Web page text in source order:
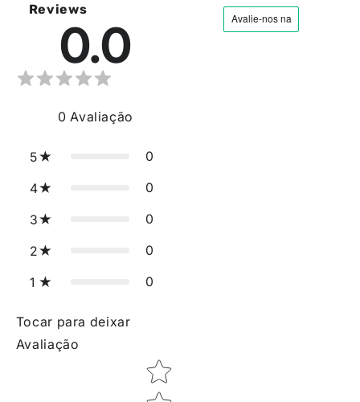
Reviews
0.0
0 Avaliação
5 0
4 0
3 0
2 0
1 0
Tocar para deixar
Avaliação
Star rating